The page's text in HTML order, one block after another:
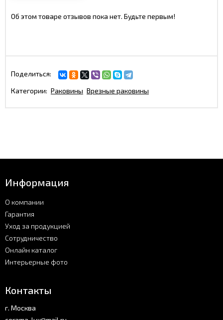
Об этом товаре отзывов пока нет. Будьте первым!
Поделиться:
Категории: Раковины Врезные раковины
Информация
О компании
Гарантия
Уход за продукцией
Сотрудничество
Онлайн каталог
Интерьерные фото
Контакты
г. Москва